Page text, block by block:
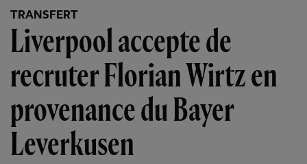
TRANSFERT
Liverpool accepte de
recruter Florian Wirtz en
provenance du Bayer
Leverkusen